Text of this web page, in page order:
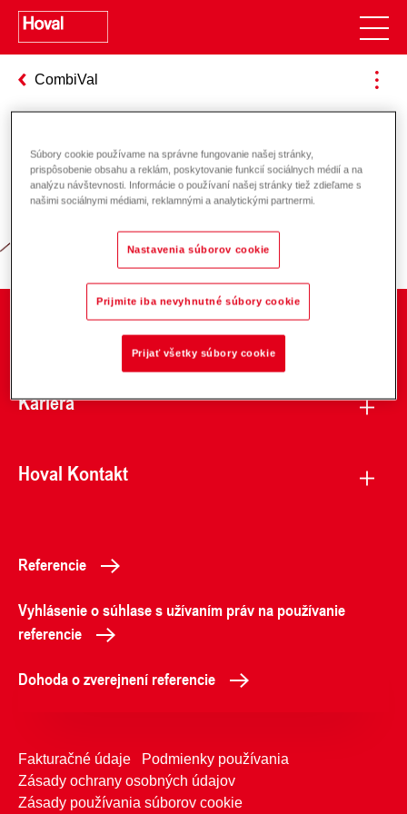
CombiVal
Zodpovednosť za energiu a životné
prostredie
O spoločnosti
Kariéra
Hoval Kontakt
Referencie
Vyhlásenie o súhlase s užívaním práv na používanie
referencie
Dohoda o zverejnení referencie
Fakturačné údaje
Podmienky používania
Zásady ochrany osobných údajov
Zásady používania súborov cookie
Súbory cookie používame na správne fungovanie našej stránky,
prispôsobenie obsahu a reklám, poskytovanie funkcií sociálnych médií a na
analýzu návštevnosti. Informácie o používaní našej stránky tiež zdieľame s
našimi sociálnymi médiami, reklamnými a analytickými partnermi.
Nastavenia súborov cookie
Prijmite iba nevyhnutné súbory cookie
Prijať všetky súbory cookie